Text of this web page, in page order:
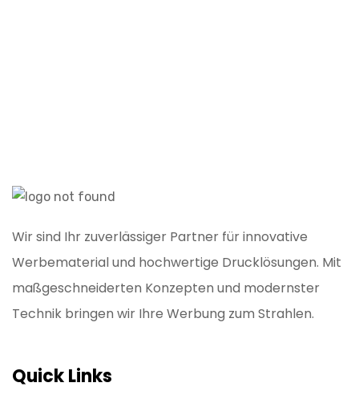
Wir sind Ihr zuverlässiger Partner für innovative
Werbematerial und hochwertige Drucklösungen. Mit
maßgeschneiderten Konzepten und modernster
Technik bringen wir Ihre Werbung zum Strahlen.
Quick Links